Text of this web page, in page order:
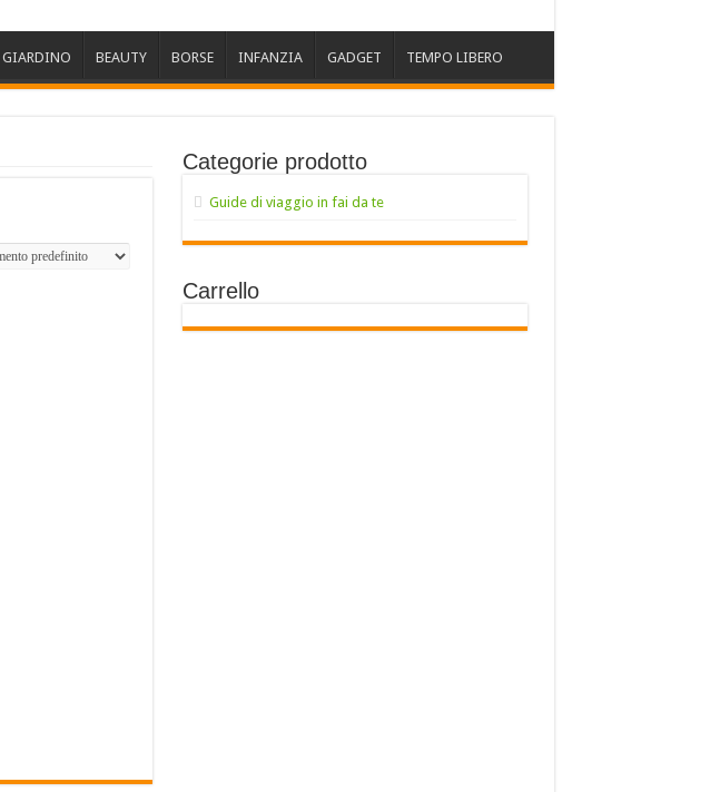
GIARDINO BEAUTY BORSE INFANZIA GADGET TEMPO LIBERO
Categorie prodotto
Guide di viaggio in fai da te
Carrello